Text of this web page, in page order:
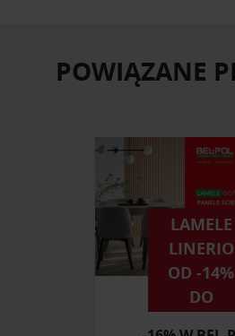
POWIĄZANE
LAMELE
LINERIO
OD -14%
DO